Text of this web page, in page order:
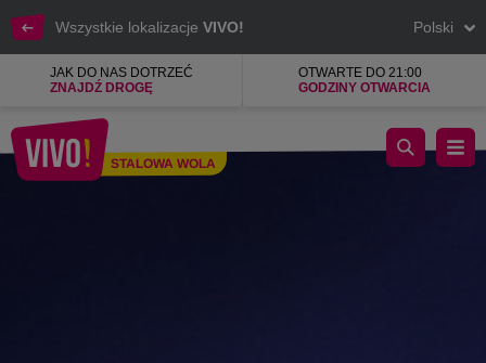
Wszystkie lokalizacje VIVO! Polski
JAK DO NAS DOTRZEĆ
ZNAJDŹ DROGĘ
OTWARTE DO 21:00
GODZINY OTWARCIA
STALOWA WOLA
Sieć komórkowa, mobilny internet, modemy